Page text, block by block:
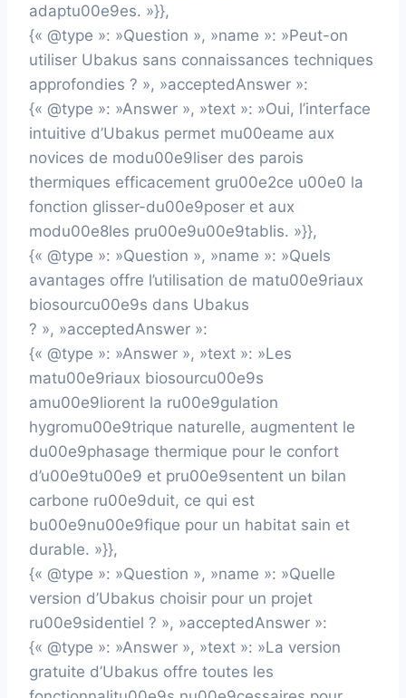
adaptu00e9es. »}},
{« @type »: »Question », »name »: »Peut-on
utiliser Ubakus sans connaissances techniques
approfondies ? », »acceptedAnswer »:
{« @type »: »Answer », »text »: »Oui, l’interface
intuitive d’Ubakus permet mu00eame aux
novices de modu00e9liser des parois
thermiques efficacement gru00e2ce u00e0 la
fonction glisser-du00e9poser et aux
modu00e8les pru00e9u00e9tablis. »}},
{« @type »: »Question », »name »: »Quels
avantages offre l’utilisation de matu00e9riaux
biosourcu00e9s dans Ubakus
? », »acceptedAnswer »:
{« @type »: »Answer », »text »: »Les
matu00e9riaux biosourcu00e9s
amu00e9liorent la ru00e9gulation
hygromu00e9trique naturelle, augmentent le
du00e9phasage thermique pour le confort
d’u00e9tu00e9 et pru00e9sentent un bilan
carbone ru00e9duit, ce qui est
bu00e9nu00e9fique pour un habitat sain et
durable. »}},
{« @type »: »Question », »name »: »Quelle
version d’Ubakus choisir pour un projet
ru00e9sidentiel ? », »acceptedAnswer »:
{« @type »: »Answer », »text »: »La version
gratuite d’Ubakus offre toutes les